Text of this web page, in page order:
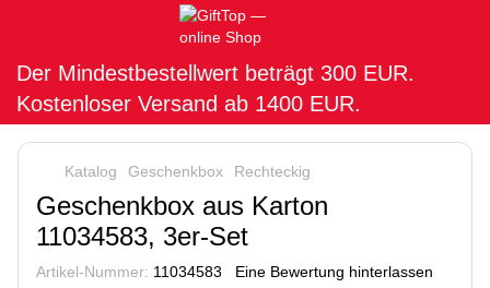
Der Mindestbestellwert beträgt 300 EUR.
Kostenloser Versand ab 1400 EUR.
Katalog Geschenkbox Rechteckig
Geschenkbox aus Karton
11034583, 3er-Set
Artikel-Nummer: 11034583 Eine Bewertung hinterlassen